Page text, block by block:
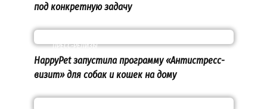
под конкретную задачу
ПРЕСС-РЕЛИЗЫ
HappyPet запустила программу «Антистресс-
визит» для собак и кошек на дому